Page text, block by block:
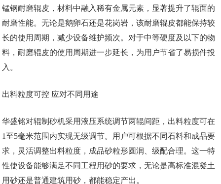
锰钢耐磨辊皮，材料中融入稀有金属元素，显著提升了辊面的
耐磨性能。无论是鹅卵石还是花岗岩，该耐磨辊皮都能保持较
长的使用周期，减少设备维护频次。对于中等硬度及以下的物
料，耐磨辊皮的使用周期进一步延长，为用户节省了易损件投
入。
出料粒度可控 应对不同用途
华盛铭对辊制砂机采用液压系统调节两辊间距，出料粒度可在
1至5毫米范围内实现无级调节。用户可根据不同石料和成品要
求，灵活调整出料粒度，成品砂粒形圆润、级配合理。这一特
性使设备能够满足不同工程用砂的要求，无论是高标准混凝土
用砂还是普通建筑用砂，都能稳定产出。